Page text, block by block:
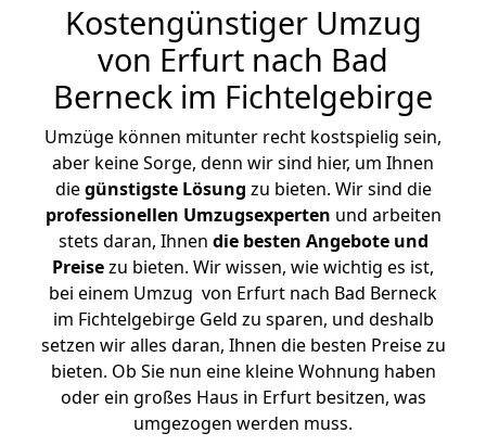
Kostengünstiger Umzug
von Erfurt nach Bad
Berneck im Fichtelgebirge
Umzüge können mitunter recht kostspielig sein,
aber keine Sorge, denn wir sind hier, um Ihnen
diegünstigste Lösung zu bieten. Wir sind die
professionellen Umzugsexperten und arbeiten
stets daran, Ihnen die besten Angebote und
Preisezu bieten. Wir wissen, wie wichtig es ist,
bei einem Umzug von Erfurt nach Bad Berneck
im Fichtelgebirge Geld zu sparen, und deshalb
setzen wir alles daran, Ihnen die besten Preise zu
bieten. Ob Sie nun eine kleine Wohnung haben
oder ein großes Haus in Erfurt besitzen, was
umgezogen werden muss.